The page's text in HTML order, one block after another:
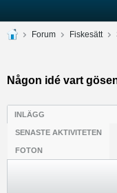
Forum Fiskesätt
Någon idé vart
INLÄGG
SENASTE AKTIVITETEN
FOTON